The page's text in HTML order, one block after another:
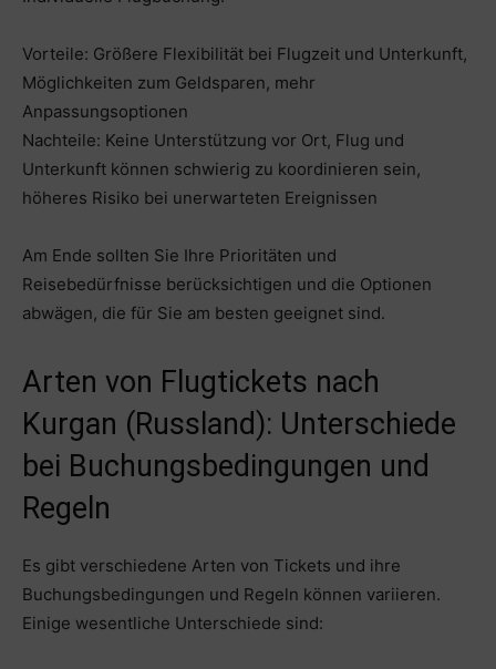
Vorteile: Größere Flexibilität bei Flugzeit und Unterkunft,
Möglichkeiten zum Geldsparen, mehr
Anpassungsoptionen
Nachteile: Keine Unterstützung vor Ort, Flug und
Unterkunft können schwierig zu koordinieren sein,
höheres Risiko bei unerwarteten Ereignissen
Am Ende sollten Sie Ihre Prioritäten und
Reisebedürfnisse berücksichtigen und die Optionen
abwägen, die für Sie am besten geeignet sind.
Arten von Flugtickets nach
Kurgan (Russland): Unterschiede
bei Buchungsbedingungen und
Regeln
Es gibt verschiedene Arten von Tickets und ihre
Buchungsbedingungen und Regeln können variieren.
Einige wesentliche Unterschiede sind: